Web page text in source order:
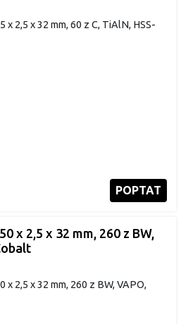
POPTAT
x 2,5 x 32 mm, 260 z BW,